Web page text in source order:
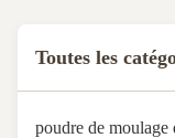
Toutes les
poudre de moulage